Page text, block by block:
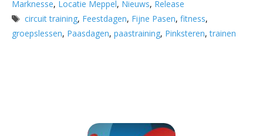
Marknesse, Locatie Meppel, Nieuws, Release
Tags
circuit training, Feestdagen, Fijne Pasen,fitness,
groepslessen, Paasdagen, paastraining, Pinksteren,trainen